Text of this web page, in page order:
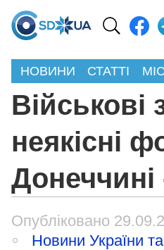
НОВИНИ СТАТТІ
Військові
неякісні
Опубліковано
Новини України та